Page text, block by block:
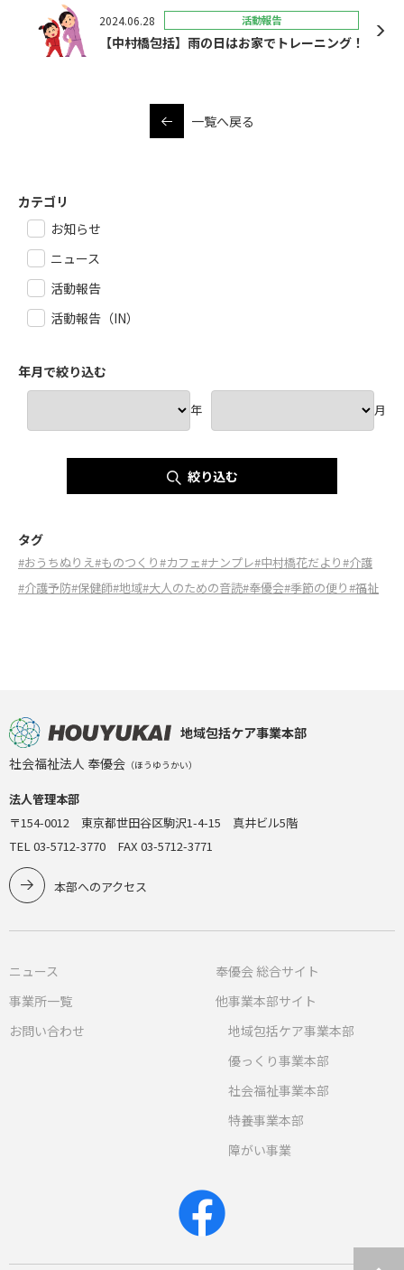
2024.06.28 活動報告
【中村橋包括】雨の日はお家でトレーニング！
一覧へ戻る
カテゴリ
お知らせ
ニュース
活動報告
活動報告（IN）
年月で絞り込む
年 月
絞り込む
タグ
#おうちぬりえ #ものつくり#カフェ#ナンプレ#中村橋花だより#介護
#介護予防#保健師#地域#大人のための音読#奉優会#季節の便り#福祉
地域包括ケア事業本部
社会福祉法人 奉優会 （ほうゆうかい）
法人管理本部
〒154-0012 東京都世田谷区駒沢1-4-15 真井ビル5階
TEL 03-5712-3770 FAX 03-5712-3771
本部へのアクセス
ニュース
事業所一覧
お問い合わせ
奉優会 総合サイト
他事業本部サイト
地域包括ケア事業本部
優っくり事業本部
社会福祉事業本部
特養事業本部
障がい事業